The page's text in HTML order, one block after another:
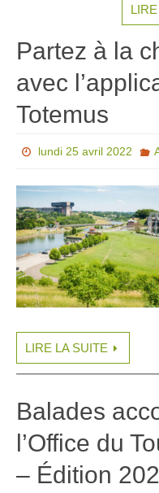
Partez à la
avec
Totemus
lundi 25 avril 2022
LIRE LA SUITE
Balades
l’Office du
– Édition